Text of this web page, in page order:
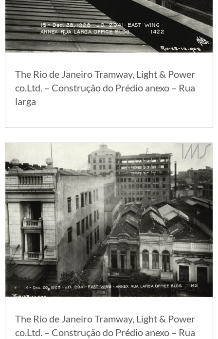
The Rio de Janeiro Tramway, Light & Power
co.Ltd. – Construção do Prédio anexo – Rua
larga
The Rio de Janeiro Tramway, Light & Power
co.Ltd. – Construção do Prédio anexo – Rua